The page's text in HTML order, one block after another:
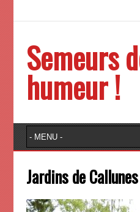
Semeurs
humeur !
Jardins de Callunes